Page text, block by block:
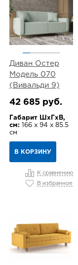
Диван Остер
Модель 070
(Вивальди 9)
42 685 руб.
Габарит ШхГхВ,
см: 166 х 94 х 85.5
см
В КОРЗИНУ
К сравнению
В избранное